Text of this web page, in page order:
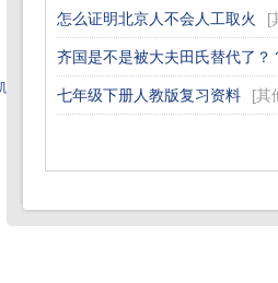
怎么证明北京人不会人工取火 [
齐国是不是被大夫田氏替代了？
七年级下册人教版复习资料 [其